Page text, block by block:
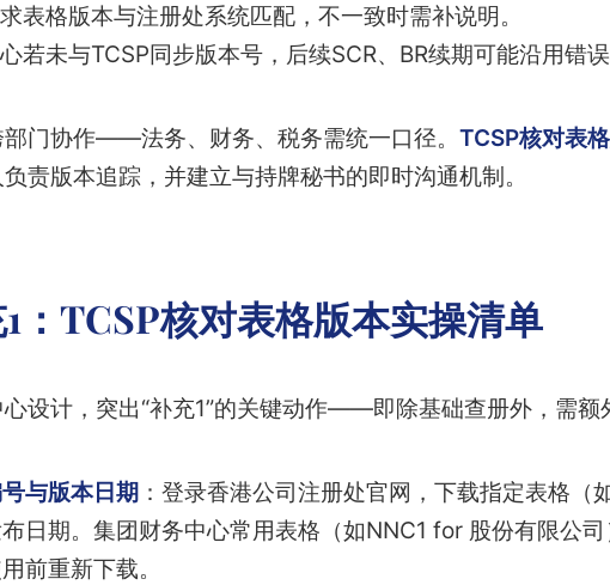
表格版本与注册处系统匹配，不一致时需补说明。
若未与TCSP同步版本号，后续SCR、BR续期可能沿用错误
门协作——法务、财务、税务需统一口径。 TCSP核对表
责版本追踪，并建立与持牌秘书的即时沟通机制。
：TCSP核对表格版本实操清单
设计，突出“补充1”的关键动作——即除基础查册外，需额
与版本日期 ：登录香港公司注册处官网，下载指定表格（
日期。集团财务中心常用表格（如NNC1 for 股份有限公
前重新下载。